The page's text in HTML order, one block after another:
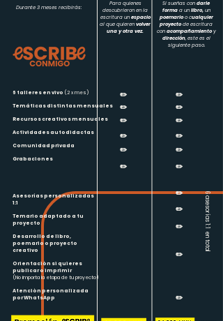
Durante 3 meses recibirás:
Para quienes
descubrieron en la
escritura un espacio
al que quieren volver
una y otra vez.
Si sueñas con darle
forma a un libro,un
poemarioo cualquier
proyectode escritura
con acompañamientoy
dirección, este es el
siguiente paso.
6 talleres en vivo (2 x mes)
Temáticas distintas mensuales
Recursos creativos mensuales
Actividades autodidactas
Comunidad privada
Grabaciones
✏️
✏️
✏️
✏️
✏️
✏️
✏️
✏️
✏️
✏️
✏️
Asesorías personalizadas
1:1
Temario adaptado a tu
proyecto
Desarrollo de libro,
poemario o proyecto
creativo
Orientación si quieres
publicar o imprimir
(No importa la etapa de tu proyecto)
Atención personalizada
por WhatsApp
✏️
✏️
✏️
✏️
✏️
✏️ 6 asesorías 1:1 en total